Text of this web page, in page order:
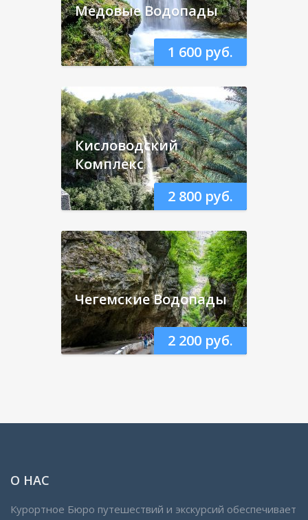
1 600 руб.
Медовые Водопады
2 800 руб.
Кисловодский
Комплекс
2 200 руб.
Чегемские Водопады
О НАС
Курортное Бюро путешествий и экскурсий обеспечивает